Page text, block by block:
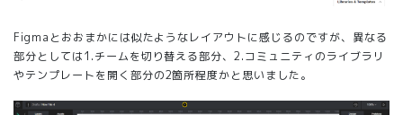
Figmaとおおまかには似たようなレイアウトに感じるのですが、異なる
部分としては1.チームを切り替える部分、2.コミュニティのライブラリ
やテンプレートを開く部分の2箇所程度かと思いました。